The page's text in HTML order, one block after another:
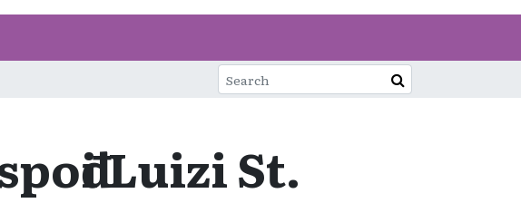
Luizi St.